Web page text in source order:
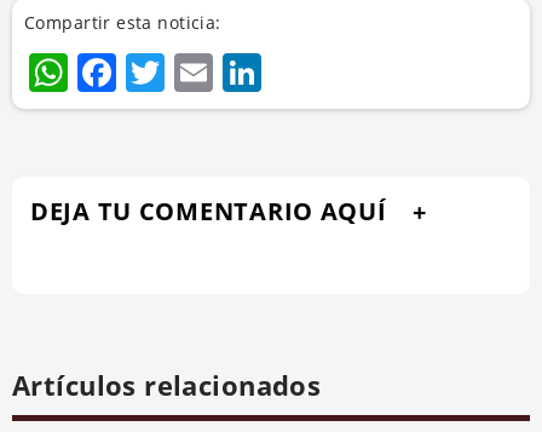
Compartir esta noticia:
WhatsApp
Facebook
Twitter
Email
DEJA TU COMENTARIO AQUÍ
Artículos relacionados